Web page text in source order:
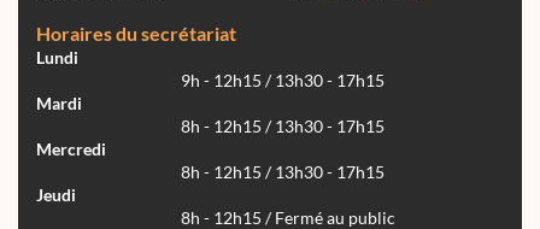
Horaires du secrétariat
Lundi
9h - 12h15 / 13h30 - 17h15
Mardi
8h - 12h15 / 13h30 - 17h15
Mercredi
8h - 12h15 / 13h30 - 17h15
Jeudi
8h - 12h15 / Fermé au public